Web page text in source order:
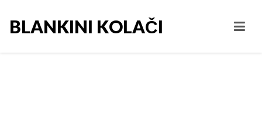
BLANKINI KOLAČI